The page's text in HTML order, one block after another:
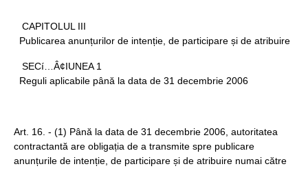
CAPITOLUL III
Publicarea anunțurilor de intenție, de participare și de atribuire
SECí…Â¢IUNEA 1
Reguli aplicabile până la data de 31 decembrie 2006
Art. 16. - (1) Până la data de 31 decembrie 2006, autoritatea
contractantă are obligația de a transmite spre publicare
anunțurile de intenție, de participare și de atribuire numai către